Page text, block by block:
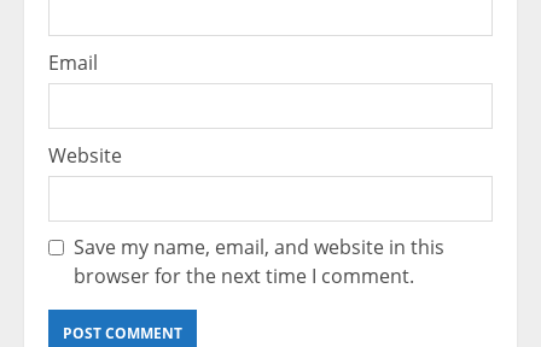
Email
Website
Save my name, email, and website in this
browser for the next time I comment.